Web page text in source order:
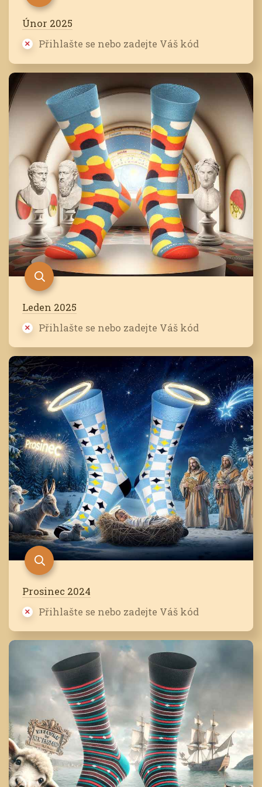
Únor 2025
Přihlašte se nebo zadejte Váš kód
Leden 2025
Přihlašte se nebo zadejte Váš kód
Prosinec 2024
Přihlašte se nebo zadejte Váš kód